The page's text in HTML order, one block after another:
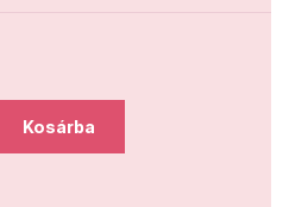
Kosárba